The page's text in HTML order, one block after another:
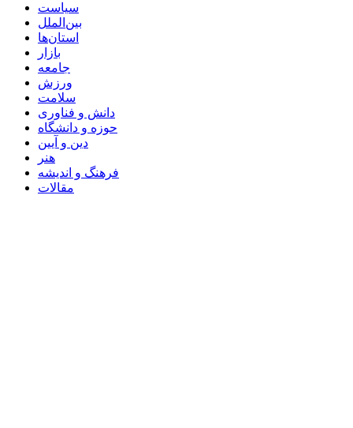
سیاست
بین‌الملل
استان‌ها
بازار
جامعه
ورزش
سلامت
دانش و فناوری
حوزه و دانشگاه
دین و آیین
هنر
فرهنگ و اندیشه
مقالات